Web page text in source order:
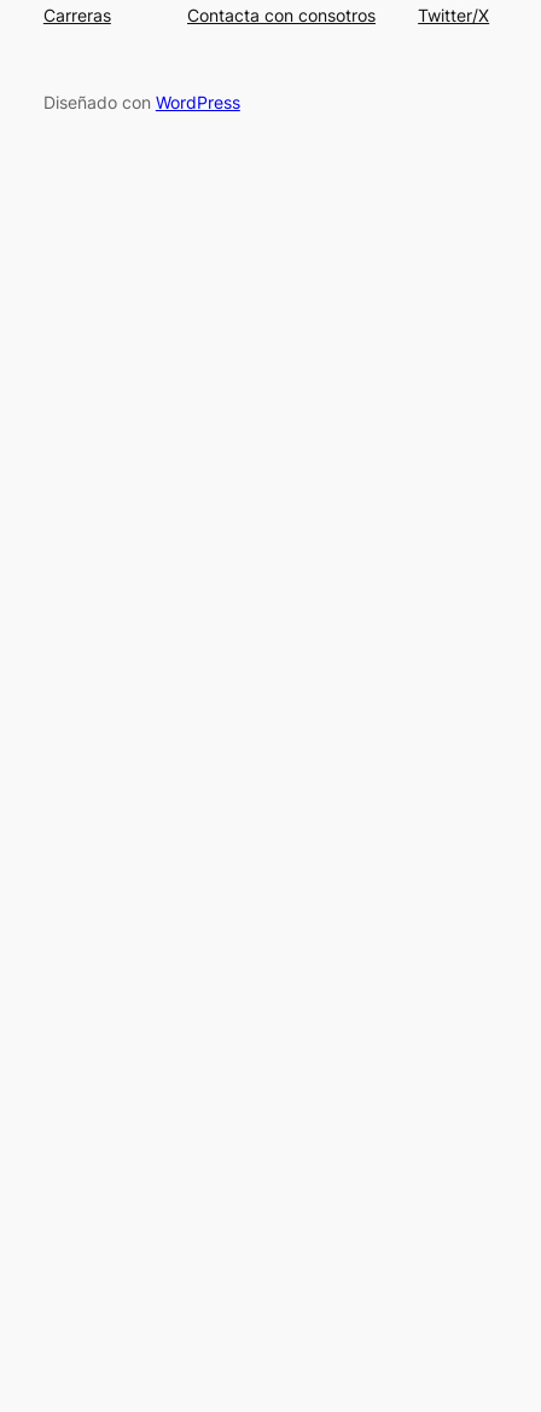
Carreras
Contacta con consotros
Twitter/X
Diseñado con WordPress